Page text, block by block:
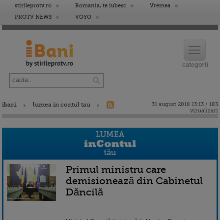
stirileprotv.ro Romania, te iubesc
Vremea
PROTV NEWS
VOYO
ibani lumea in contul tau
31 august 2018 13:13 / 183
vizualizari
Primul ministru care
demisionează din Cabinetul
Dăncilă